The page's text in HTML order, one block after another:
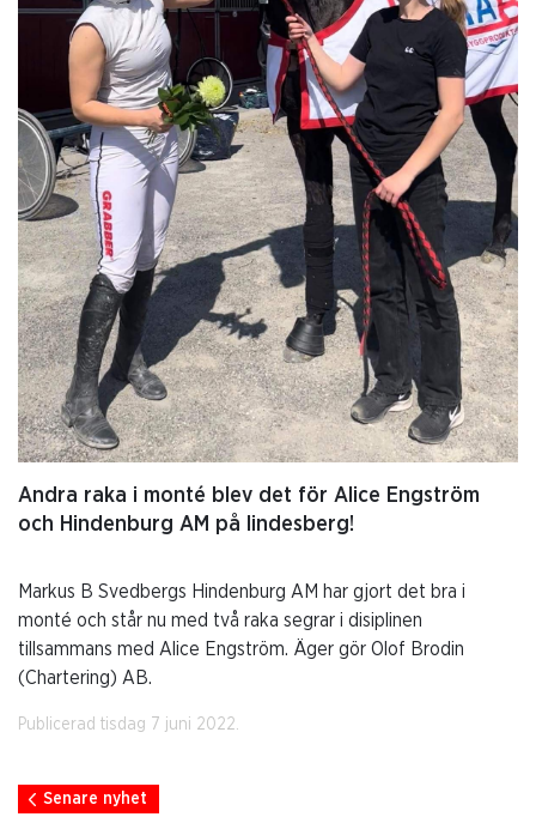
Andra raka i monté blev det för Alice Engström
och Hindenburg AM på lindesberg!
Markus B Svedbergs Hindenburg AM har gjort det bra i
monté och står nu med två raka segrar i disiplinen
tillsammans med Alice Engström. Äger gör Olof Brodin
(Chartering) AB.
Publicerad tisdag 7 juni 2022.
Senare nyhet